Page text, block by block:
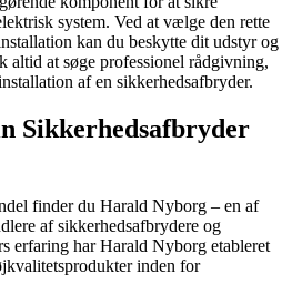
system. Ved at vælge den rette
kan du beskytte dit udstyr og
altid at søge professionel rådgivning,
af en sikkerhedsafbryder.
Sikkerhedsafbryder
finder du Harald Nyborg – en af
af sikkerhedsafbrydere og
erfaring har Harald Nyborg etableret
inden for